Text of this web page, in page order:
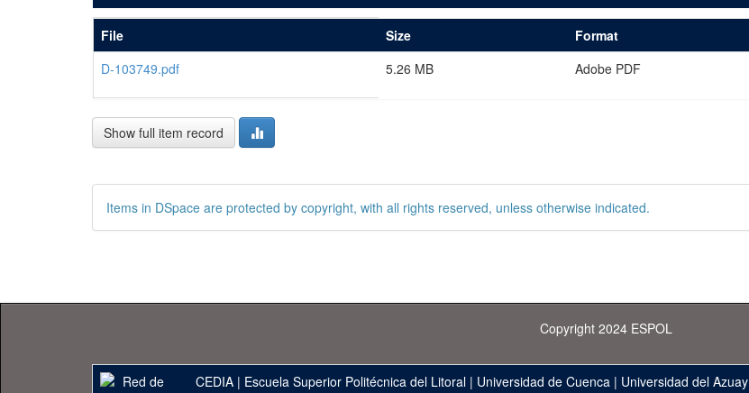
File Size
Format
D-103749.pdf
5.26 MB Adobe PDF
Show full item record
Items in DSpace are protected by copyright, with all rights reserved, unless otherwise indicated.
Copyright 2024 ESPOL
CEDIA | Escuela Superior Politécnica del Litoral | Universidad de Cuenca | Universidad del Azuay